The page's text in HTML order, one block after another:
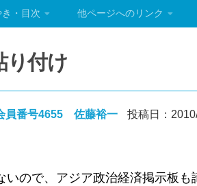
・目次 他ページへのリンク
り付け
員番号4655 佐藤裕一 投稿日：
ので、アジア政治経済掲示板も